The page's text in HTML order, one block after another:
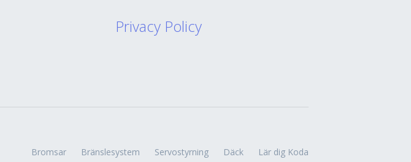
Privacy Policy
Bromsar Bränslesystem Servostyrning Däck Lär dig Koda